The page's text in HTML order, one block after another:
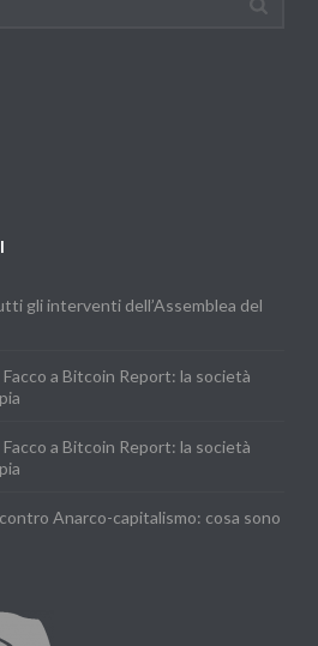
gli interventi dell’Assemblea del
a Bitcoin Report: la società
a Bitcoin Report: la società
Anarco-capitalismo: cosa sono